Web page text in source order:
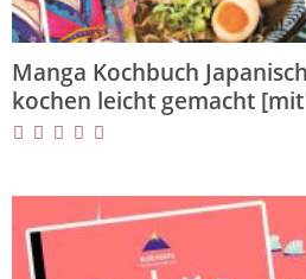
Manga Kochbuch
kochen leicht gemacht